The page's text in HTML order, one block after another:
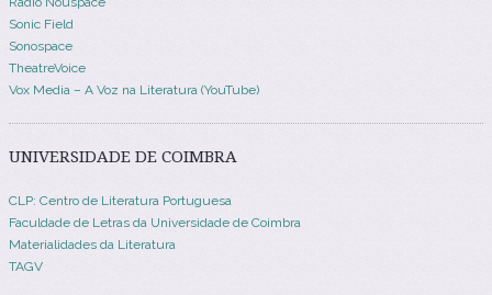
Sonic Field
Sonospace
TheatreVoice
Vox Media – A Voz na Literatura (YouTube)
UNIVERSIDADE DE COIMBRA
CLP: Centro de Literatura Portuguesa
Faculdade de Letras da Universidade de Coimbra
Materialidades da Literatura
TAGV